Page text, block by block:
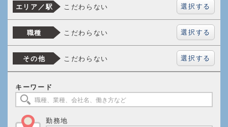
エリア／駅 こだわらない 選択する
職種 こだわらない 選択する
その他 こだわらない 選択する
キーワード
勤務地